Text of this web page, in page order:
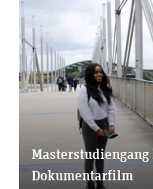
Dokumentarfilm